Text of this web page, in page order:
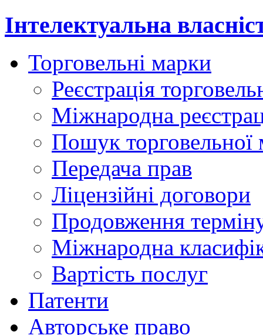
Інтелектуальна
Торговельні марки
Реєстрація
Міжнародна
Пошук торговельної
Передача прав
Ліцензійні договори
Продовження
Міжнародна
Вартість послуг
Патенти
Авторське право